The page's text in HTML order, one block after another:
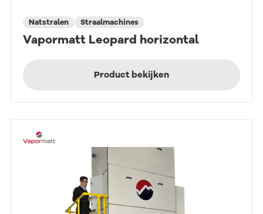
Natstralen Straalmachines
Vapormatt Leopard horizontal
Product bekijken